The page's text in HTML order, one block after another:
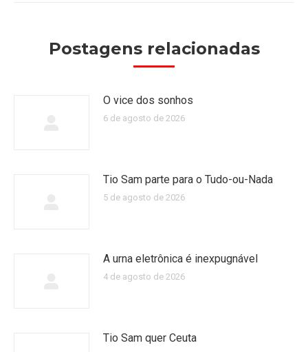
Postagens relacionadas
O vice dos sonhos
6 de agosto de 2026
Tio Sam parte para o Tudo-ou-Nada
5 de agosto de 2026
A urna eletrônica é inexpugnável
4 de agosto de 2026
Tio Sam quer Ceuta